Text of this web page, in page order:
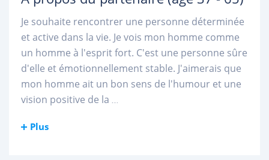
Je souhaite rencontrer une personne déterminée
et active dans la vie. Je vois mon homme comme
un homme à l'esprit fort. C'est une personne sûre
d'elle et émotionnellement stable. J'aimerais que
mon homme ait un bon sens de l'humour et une
vision positive de la ...
Plus